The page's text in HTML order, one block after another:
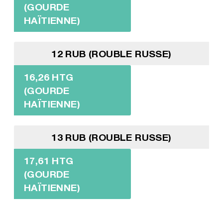
(GOURDE
HAÏTIENNE)
12 RUB (ROUBLE RUSSE)
16,26 HTG
(GOURDE
HAÏTIENNE)
13 RUB (ROUBLE RUSSE)
17,61 HTG
(GOURDE
HAÏTIENNE)